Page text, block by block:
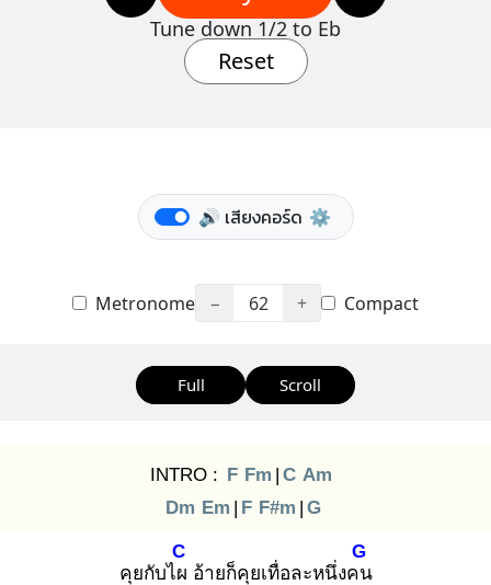
Tune down 1/2 to Eb
Reset
🔊 เสียงคอร์ด ⚙️
Metronome − 62 + Compact
Full Scroll
INTRO : F Fm | C Am
Dm Em | F F#m | G
คุยกับไผ
C
อ้ายก็คุยเทื่อละหนึ่งคน
G